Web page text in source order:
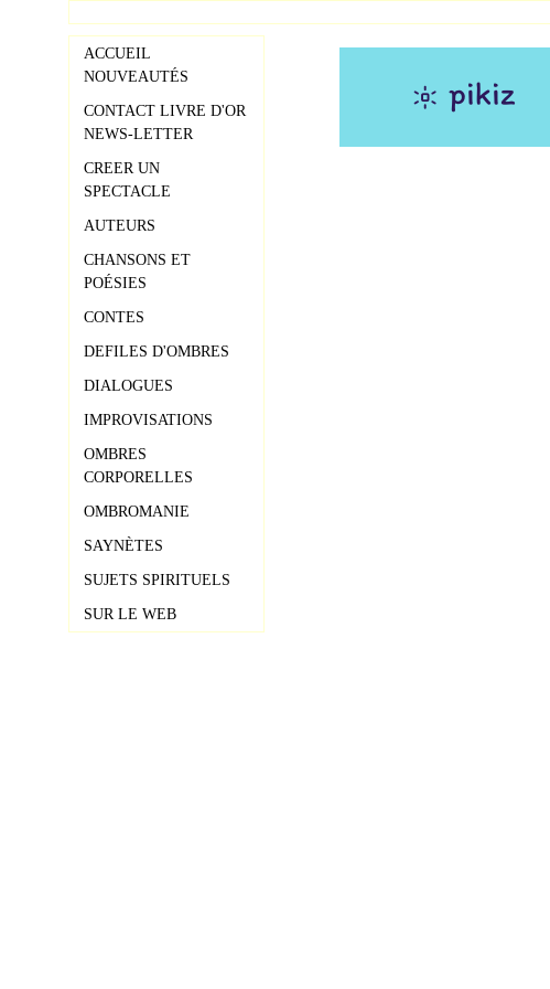
ACCUEIL
NOUVEAUTÉS
CONTACT LIVRE D'OR
NEWS-LETTER
CREER UN
SPECTACLE
AUTEURS
CHANSONS ET
POÉSIES
CONTES
DEFILES D'OMBRES
DIALOGUES
IMPROVISATIONS
OMBRES
CORPORELLES
OMBROMANIE
SAYNÈTES
SUJETS SPIRITUELS
SUR LE WEB